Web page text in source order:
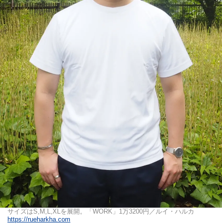
サイズはS,M,L,XLを展開。「WORK」1万3200円／ルイ・ハルカ
https://rueharkha.com